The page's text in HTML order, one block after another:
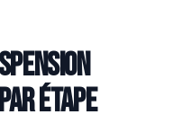
étape